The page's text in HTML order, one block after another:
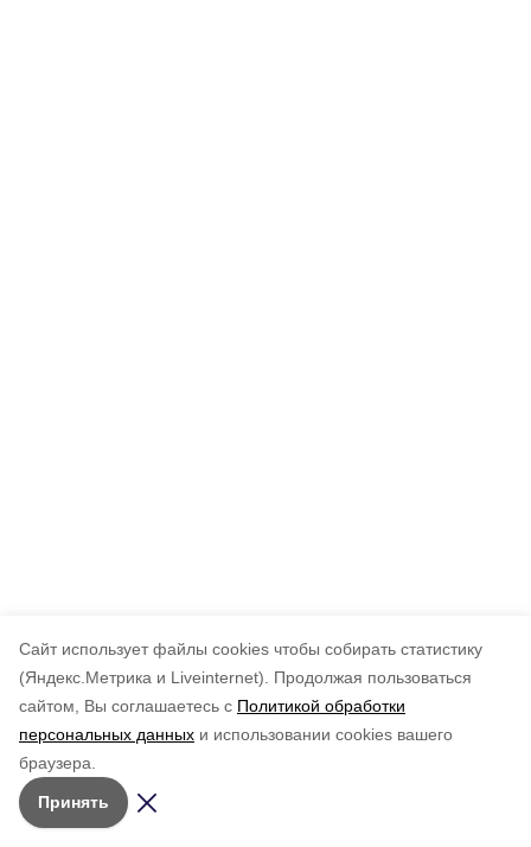
Cайт использует файлы cookies чтобы собирать статистику
(Яндекс.Метрика и Liveinternet).
Продолжая пользоваться
сайтом, Вы соглашаетесь с Политикой обработки
персональных данных и использовании cookies вашего
браузера.
Принять